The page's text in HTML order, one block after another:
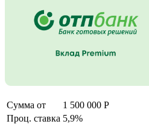
Сумма от
1 500 000 Р
Проц. ставка 5,9%